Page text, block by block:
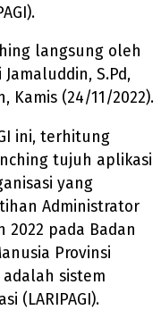
langsung oleh
S.Pd,
Kamis (24/11/2022).
ini, terhitung
tujuh aplikasi
yang
Administrator
2022 pada Badan
Provinsi
sistem
(LARIPAGI).